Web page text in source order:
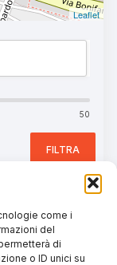
come i
del
di
o ID unici su
Leaflet
50
FILTRA